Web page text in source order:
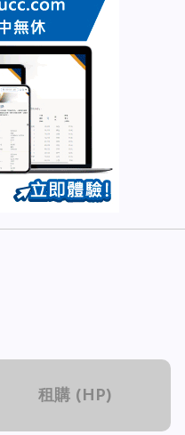
租購 (HP)